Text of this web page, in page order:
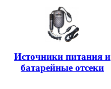
Источники питания и
батарейные отсеки